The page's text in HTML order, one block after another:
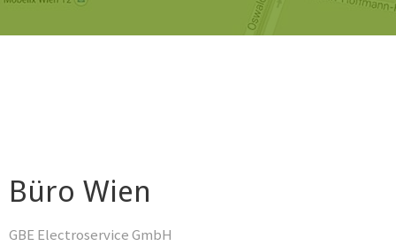
Büro Wien
GBE Electroservice GmbH